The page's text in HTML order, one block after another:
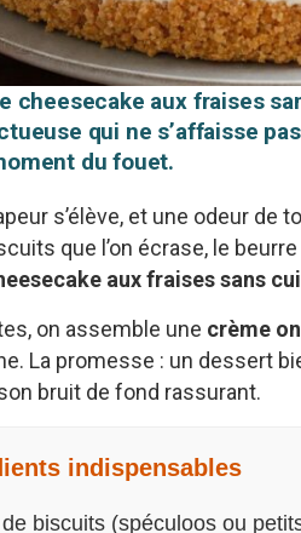
cheesecake aux fraises
qui ne s’affaisse
du fouet.
s’élève, et une odeur
que l’on écrase, le
aux fraises sans
on assemble une crème
La promesse : un dessert
bruit de fond rassurant.
indispensables
biscuits (spéculoos ou